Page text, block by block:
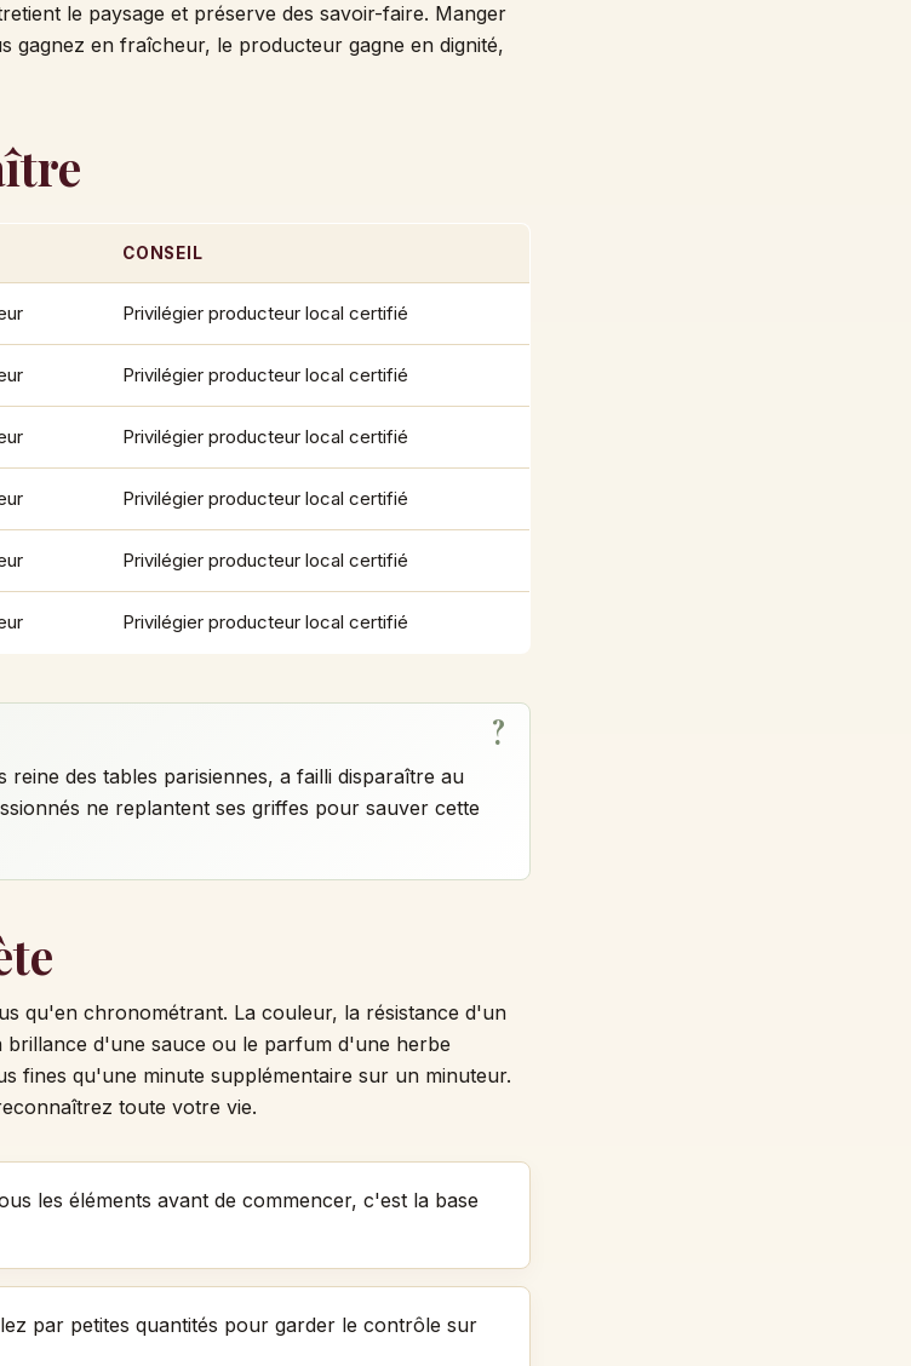
le paysage et préserve des savoir-faire. Manger
gagnez en fraîcheur, le producteur gagne en dignité,
CONSEIL
Privilégier producteur local certifié
Privilégier producteur local certifié
Privilégier producteur local certifié
Privilégier producteur local certifié
Privilégier producteur local certifié
Privilégier producteur local certifié
des tables parisiennes, a failli disparaître au
ne replantent ses griffes pour sauver cette
qu'en chronométrant. La couleur, la résistance d'un
brillance d'une sauce ou le parfum d'une herbe
fines qu'une minute supplémentaire sur un minuteur.
toute votre vie.
les éléments avant de commencer, c'est la base
par petites quantités pour garder le contrôle sur